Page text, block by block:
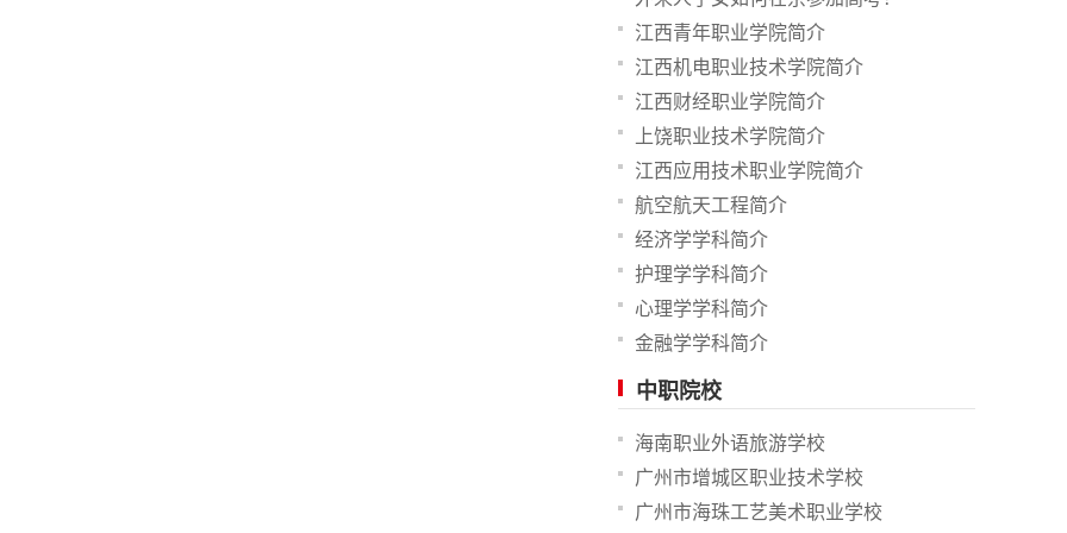
江西青年职业学院简介
江西机电职业技术学院简介
江西财经职业学院简介
上饶职业技术学院简介
江西应用技术职业学院简介
航空航天工程简介
经济学学科简介
护理学学科简介
心理学学科简介
金融学学科简介
中职院校
海南职业外语旅游学校
广州市增城区职业技术学校
广州市海珠工艺美术职业学校